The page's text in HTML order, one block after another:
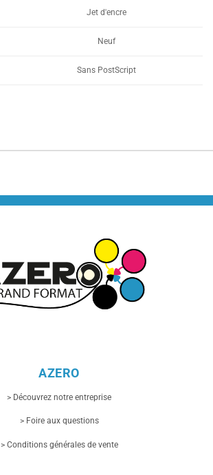
Jet d'encre
Neuf
Sans PostScript
AZERO
> Découvrez notre entreprise
> Foire aux questions
> Conditions générales de vente